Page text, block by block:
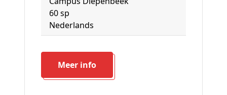
60 sp
Nederlands
Meer info